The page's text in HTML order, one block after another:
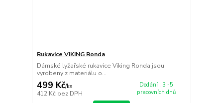
Rukavice VIKING Ronda
Dámské lyžařské rukavice Viking Ronda jsou
vyrobeny z materiálu o...
499 Kč/ks
412 Kč bez DPH
Dodání : 3 -5
pracovních dnů